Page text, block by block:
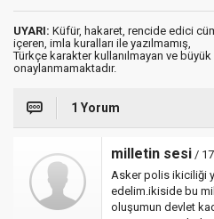
UYARI: Küfür, hakaret, rencide edici
içeren, imla kuralları ile yazılmamış,
Türkçe karakter kullanılmayan ve
onaylanmamaktadır.
1 Yorum
milletin sesi /
Asker polis ikiciliği
edelim.ikiside bu
oluşumun devlet